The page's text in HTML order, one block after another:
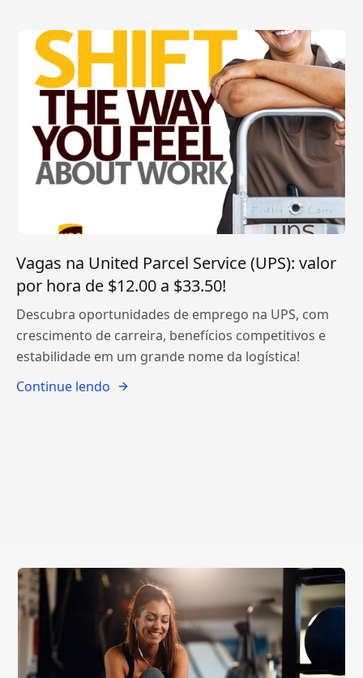
Vagas na United Parcel Service (UPS): valor
por hora de $12.00 a $33.50!
Descubra oportunidades de emprego na UPS, com
crescimento de carreira, benefícios competitivos e
estabilidade em um grande nome da logística!
Continue lendo